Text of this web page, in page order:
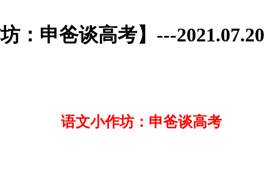
：申爸谈高考】---2021.07.20
语文小作坊：申爸谈高考